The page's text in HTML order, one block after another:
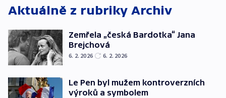
Aktuálně z rubriky Archiv
Zemřela „česká Bardotka“ Jana
Brejchová
6. 2. 2026 6. 2. 2026
Le Pen byl mužem kontroverzních
výroků a symbolem